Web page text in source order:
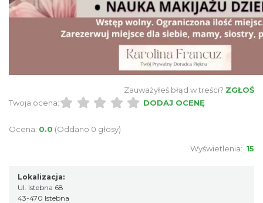
Istebna
2026-08-23
1.84 km
Święto Jagnięciny w Istebnej
2026-08-15
Zauważyłeś błąd w treści? ZGŁOŚ
Twoja ocena:
DODAJ OCENĘ
Ocena: 0.0 (Oddano 0 głosy)
Wyświetlenia: 15
Lokalizacja:
Ul. Istebna 68
43-470 Istebna